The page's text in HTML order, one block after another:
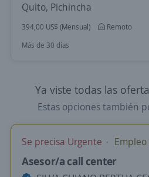
Quito, Pichincha
394,00 US$ (Mensual)
Remoto
Más de 30 días
Ya viste todas las
Estas opciones también
Se precisa Urgente
Asesor/a call center